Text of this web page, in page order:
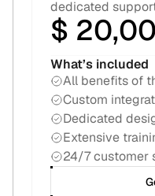
dedicated
$
What’s included
All benefits of
Custom
Dedicated
Extensive
24/7 customer